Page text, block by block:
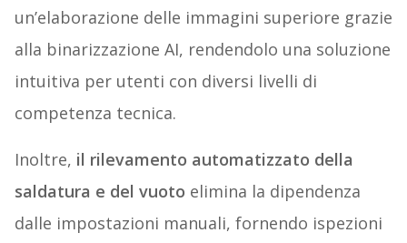
un’elaborazione delle immagini superiore grazie
alla binarizzazione AI, rendendolo una soluzione
intuitiva per utenti con diversi livelli di
competenza tecnica.
Inoltre, il rilevamento automatizzato della
saldatura e del vuoto elimina la dipendenza
dalle impostazioni manuali, fornendo ispezioni